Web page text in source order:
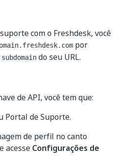
com o Freshdesk, você
por
subdomain do seu URL.
de API, você tem que:
Portal de Suporte.
de perfil no canto
acesse Configurações de